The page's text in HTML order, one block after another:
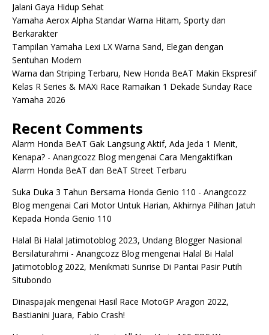
Jalani Gaya Hidup Sehat
Yamaha Aerox Alpha Standar Warna Hitam, Sporty dan
Berkarakter
Tampilan Yamaha Lexi LX Warna Sand, Elegan dengan
Sentuhan Modern
Warna dan Striping Terbaru, New Honda BeAT Makin Ekspresif
Kelas R Series & MAXi Race Ramaikan 1 Dekade Sunday Race
Yamaha 2026
Recent Comments
Alarm Honda BeAT Gak Langsung Aktif, Ada Jeda 1 Menit,
Kenapa? - Anangcozz Blogmengenai Cara Mengaktifkan
Alarm Honda BeAT dan BeAT Street Terbaru
Suka Duka 3 Tahun Bersama Honda Genio 110 - Anangcozz
Blogmengenai Cari Motor Untuk Harian, Akhirnya Pilihan Jatuh
Kepada Honda Genio 110
Halal Bi Halal Jatimotoblog 2023, Undang Blogger Nasional
Bersilaturahmi - Anangcozz Blogmengenai Halal Bi Halal
Jatimotoblog 2022, Menikmati Sunrise Di Pantai Pasir Putih
Situbondo
Dinaspajak mengenai Hasil Race MotoGP Aragon 2022,
Bastianini Juara, Fabio Crash!